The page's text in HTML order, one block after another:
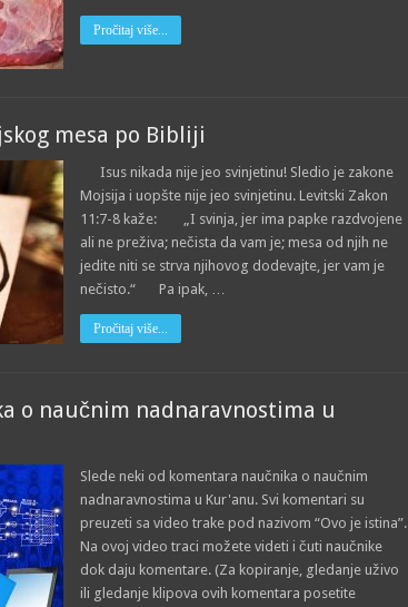
Pročitaj više...
mesa po Bibliji
Isus nikada nije jeo svinjetinu! Sledio je zakone
Mojsija i uopšte nije jeo svinjetinu. Levitski Zakon
11:7-8 kaže: „I svinja, jer ima papke razdvojene
ali ne preživa; nečista da vam je; mesa od njih ne
jedite niti se strva njihovog dodevajte, jer vam je
nečisto.“ Pa ipak, …
Pročitaj više...
o naučnim nadnaravnostima u
Slede neki od komentara naučnika o naučnim
nadnaravnostima u Kur'anu. Svi komentari su
preuzeti sa video trake pod nazivom “Ovo je istina”.
Na ovoj video traci možete videti i čuti naučnike
dok daju komentare. (Za kopiranje, gledanje uživo
ili gledanje klipova ovih komentara posetite